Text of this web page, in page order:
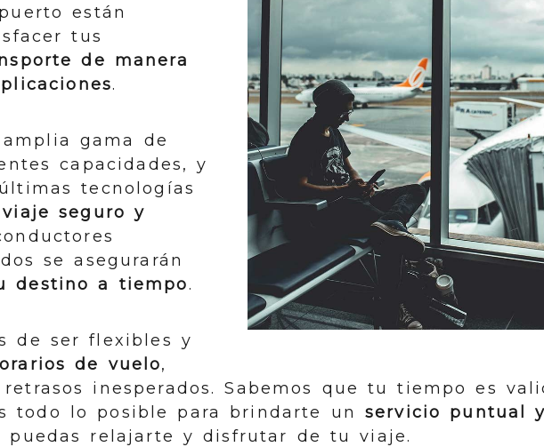
están
tus
de manera
.
gama de
capacidades, y
tecnologías
viaje seguro y
se asegurarán
destino a tiempo.
de ser flexibles y
de vuelo,
inesperados. Sabemos que tu tiempo es
todo lo posible para brindarte un servicio puntual y
puedas relajarte y disfrutar de tu viaje.